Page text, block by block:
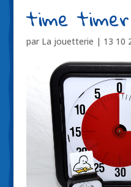
time timer
par La jouetterie | 13 10